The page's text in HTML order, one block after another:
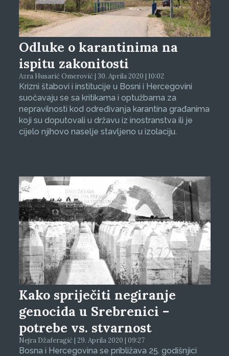
Odluke o karantinima na
ispitu zakonitosti
Azra Husarić Omerović | 30. Aprila 2020 | 10:02
Krizni štabovi i institucije u Bosni i Hercegovini
suočavaju se sa kritikama i optužbama za
nepravilnosti kod određivanja karantina građanima
koji su doputovali u državu iz inostranstva ili je
cijelo njihovo naselje stavljeno u izolaciju.
Kako spriječiti negiranje
genocida u Srebrenici –
potrebe vs. stvarnost
Nejra Džaferagić | 29. Aprila 2020 | 09:27
Bosna i Hercegovina se približava 25. godišnjici